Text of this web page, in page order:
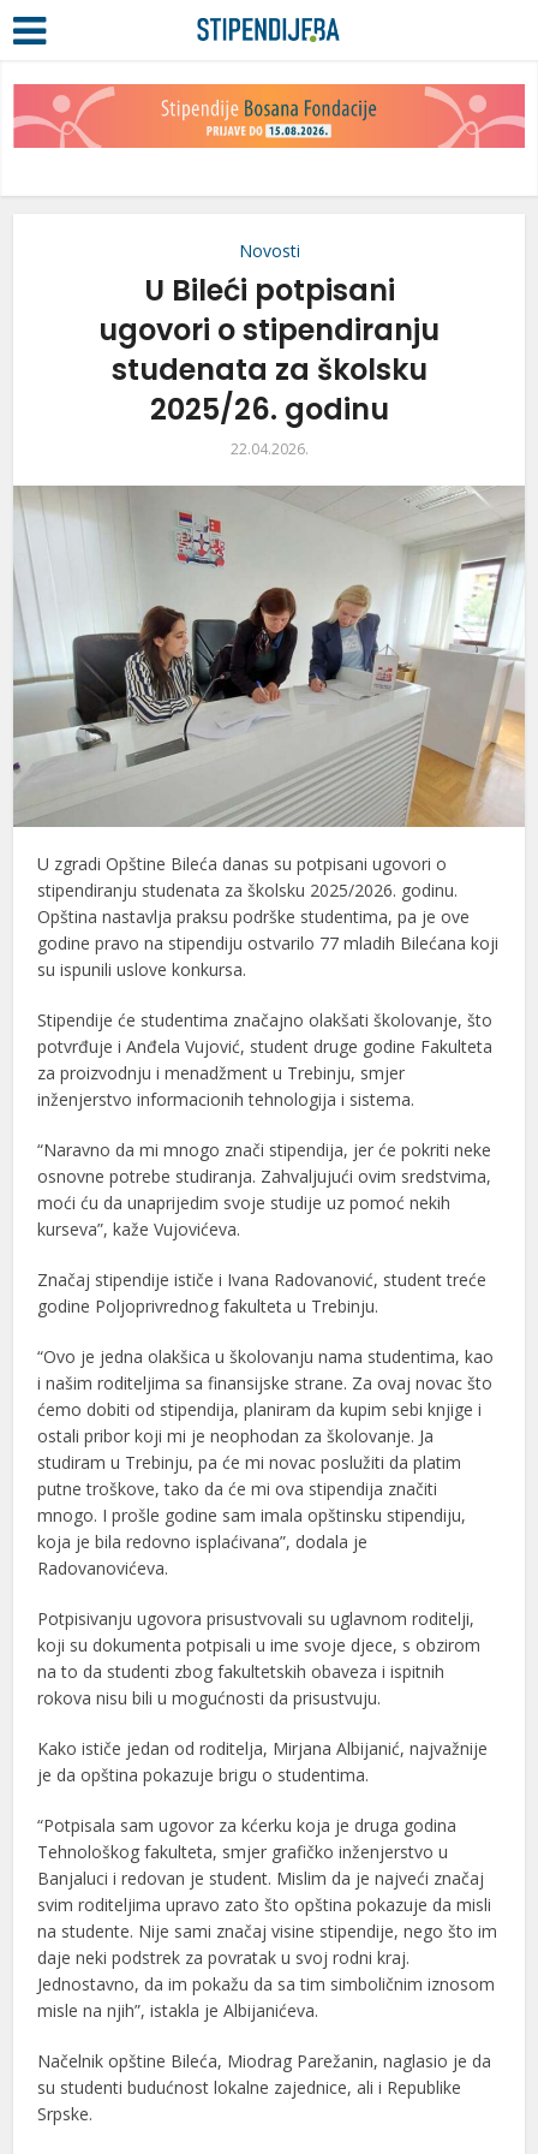
Novosti
U Bileći potpisani
ugovori o stipendiranju
studenata za školsku
2025/26. godinu
22.04.2026.
U zgradi Opštine Bileća danas su potpisani ugovori o
stipendiranju studenata za školsku 2025/2026. godinu.
Opština nastavlja praksu podrške studentima, pa je ove
godine pravo na stipendiju ostvarilo 77 mladih Bilećana koji
su ispunili uslove konkursa.
Stipendije će studentima značajno olakšati školovanje, što
potvrđuje i Anđela Vujović, student druge godine Fakulteta
za proizvodnju i menadžment u Trebinju, smjer
inženjerstvo informacionih tehnologija i sistema.
“Naravno da mi mnogo znači stipendija, jer će pokriti neke
osnovne potrebe studiranja. Zahvaljujući ovim sredstvima,
moći ću da unaprijedim svoje studije uz pomoć nekih
kurseva”, kaže Vujovićeva.
Značaj stipendije ističe i Ivana Radovanović, student treće
godine Poljoprivrednog fakulteta u Trebinju.
“Ovo je jedna olakšica u školovanju nama studentima, kao
i našim roditeljima sa finansijske strane. Za ovaj novac što
ćemo dobiti od stipendija, planiram da kupim sebi knjige i
ostali pribor koji mi je neophodan za školovanje. Ja
studiram u Trebinju, pa će mi novac poslužiti da platim
putne troškove, tako da će mi ova stipendija značiti
mnogo. I prošle godine sam imala opštinsku stipendiju,
koja je bila redovno isplaćivana”, dodala je
Radovanovićeva.
Potpisivanju ugovora prisustvovali su uglavnom roditelji,
koji su dokumenta potpisali u ime svoje djece, s obzirom
na to da studenti zbog fakultetskih obaveza i ispitnih
rokova nisu bili u mogućnosti da prisustvuju.
Kako ističe jedan od roditelja, Mirjana Albijanić, najvažnije
je da opština pokazuje brigu o studentima.
“Potpisala sam ugovor za kćerku koja je druga godina
Tehnološkog fakulteta, smjer grafičko inženjerstvo u
Banjaluci i redovan je student. Mislim da je najveći značaj
svim roditeljima upravo zato što opština pokazuje da misli
na studente. Nije sami značaj visine stipendije, nego što im
daje neki podstrek za povratak u svoj rodni kraj.
Jednostavno, da im pokažu da sa tim simboličnim iznosom
misle na njih”, istakla je Albijanićeva.
Načelnik opštine Bileća, Miodrag Parežanin, naglasio je da
su studenti budućnost lokalne zajednice, ali i Republike
Srpske.